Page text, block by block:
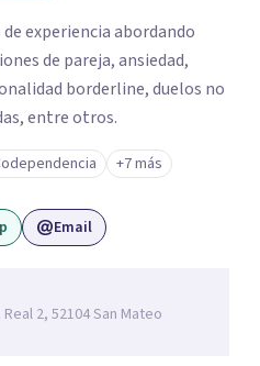
experiencia abordando
de pareja, ansiedad,
borderline, duelos no
entre otros.
+7 más
Email
2, 52104 San Mateo